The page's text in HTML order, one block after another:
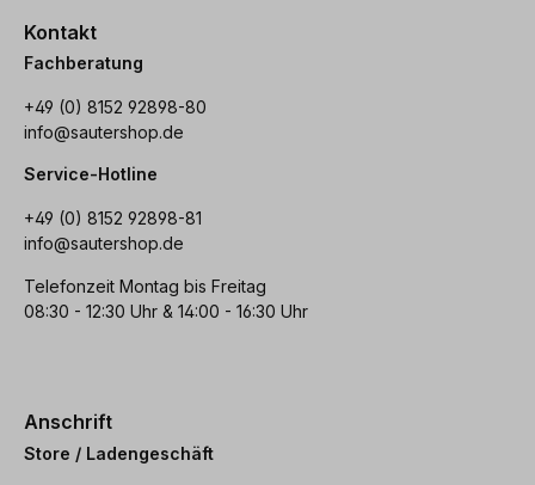
Kontakt
Fachberatung
+49 (0) 8152 92898-80
info@sautershop.de
Service-Hotline
+49 (0) 8152 92898-81
info@sautershop.de
Telefonzeit Montag bis Freitag
08:30 - 12:30 Uhr & 14:00 - 16:30 Uhr
Anschrift
Store / Ladengeschäft